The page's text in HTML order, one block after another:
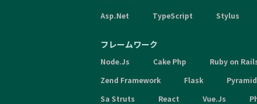
Asp.Net
TypeScript Stylus
フレームワーク
Node.Js Cake Php Ruby on
Zend Framework
Flask Pyramid
Sa Struts
React Vue.Js